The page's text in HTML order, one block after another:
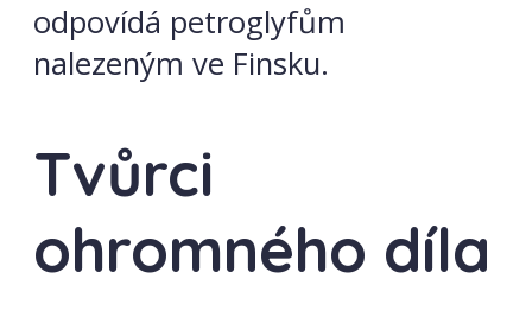
odpovídá petroglyfům
nalezeným ve Finsku.
Tvůrci
ohromného díla